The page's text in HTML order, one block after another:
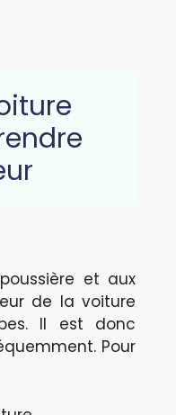
et aux
de la voiture
Il est donc
Pour